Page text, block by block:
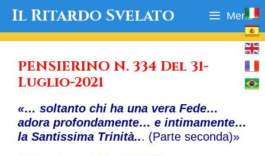
Il Ritardo Svelato Menu
PENSIERINO N. 334 Del 31-
Luglio-2021
«… soltanto chi ha una vera Fede…
adora profondamente… e intimamente…
la Santissima Trinità... (Parte seconda)»